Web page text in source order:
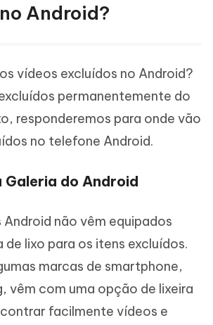
Android?
vídeos excluídos no Android?
permanentemente do
responderemos para onde vão
no telefone Android.
Galeria do Android
não vêm equipados
de lixo para os itens excluídos.
marcas de smartphone,
vêm com uma opção de lixeira
facilmente vídeos e